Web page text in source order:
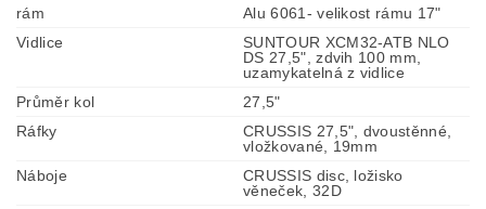
rám
Alu 6061- velikost rámu 17"
Vidlice
SUNTOUR XCM32-ATB NLO
DS 27,5", zdvih 100 mm,
uzamykatelná z vidlice
Průměr kol
27,5"
Ráfky
CRUSSIS 27,5", dvoustěnné,
vložkované, 19mm
Náboje
CRUSSIS disc, ložisko
věneček, 32D